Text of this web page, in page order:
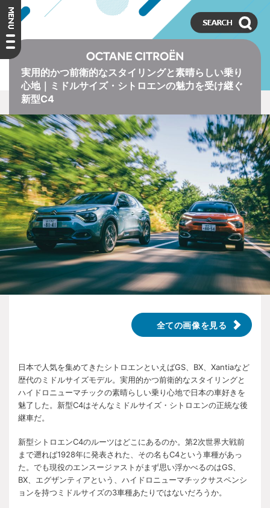
実用的かつ前衛的なスタイリングと素晴らしい乗り
心地｜ミドルサイズ・シトロエンの魅力を受け継ぐ
新型C4
全ての画像を見る
日本で人気を集めてきたシトロエンといえばGS、BX、Xantiaなど
歴代のミドルサイズモデル。実用的かつ前衛的なスタイリングと
ハイドロニューマチックの素晴らしい乗り心地で日本の車好きを
魅了した。新型C4はそんなミドルサイズ・シトロエンの正統な後
継車だ。
新型シトロエンC4のルーツはどこにあるのか。第2次世界大戦前
まで遡れば1928年に発表された、その名もC4という車種があっ
た。でも現役のエンスージァストがまず思い浮かべるのはGS、
BX、エグザンティアという、ハイドロニューマチックサスペンシ
ョンを持つミドルサイズの3車種あたりではないだろうか。